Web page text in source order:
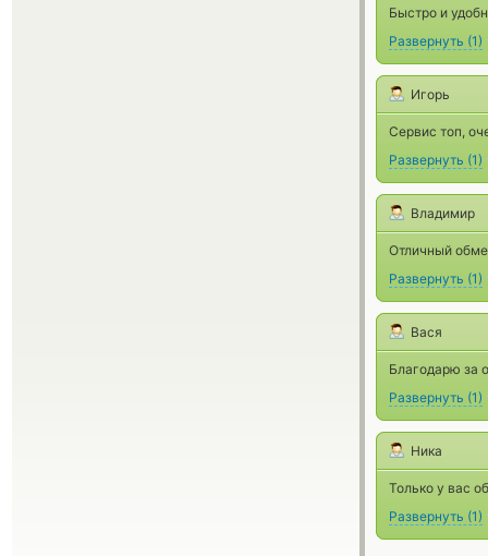
Быстро и
Развернуть (1)
Игорь
Сервис топ,
Развернуть (1)
Владимир
Отличный
Развернуть (1)
Вася
Благодарю за
Развернуть (1)
Ника
Только у вас
Развернуть (1)